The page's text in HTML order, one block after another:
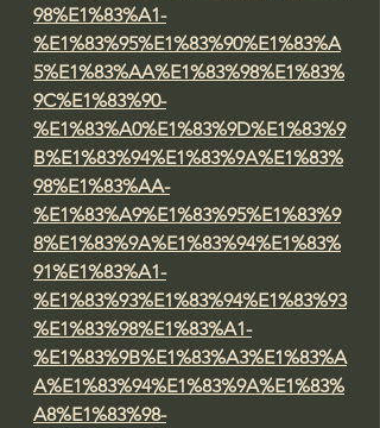
98%E1%83%A1-
%E1%83%95%E1%83%90%E1%83%A
5%E1%83%AA%E1%83%98%E1%83%
9C%E1%83%90-
%E1%83%A0%E1%83%9D%E1%83%9
B%E1%83%94%E1%83%9A%E1%83%
98%E1%83%AA-
%E1%83%A9%E1%83%95%E1%83%9
8%E1%83%9A%E1%83%94%E1%83%
91%E1%83%A1-
%E1%83%93%E1%83%94%E1%83%93
%E1%83%98%E1%83%A1-
%E1%83%9B%E1%83%A3%E1%83%A
A%E1%83%94%E1%83%9A%E1%83%
A8%E1%83%98-